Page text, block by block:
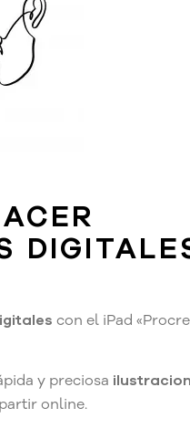
con el iPad
y preciosa
online.